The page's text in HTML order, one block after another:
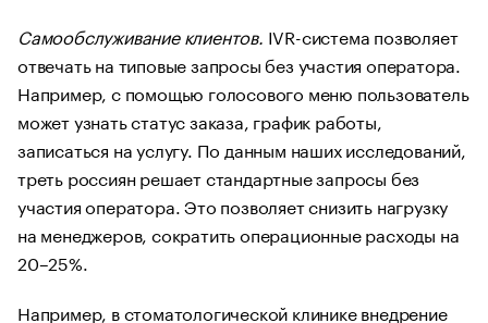
Самообслуживание клиентов. IVR-система позволяет
отвечать на типовые запросы без участия оператора.
Например, с помощью голосового меню пользователь
может узнать статус заказа, график работы,
записаться на услугу. По данным наших исследований,
треть россиян решает стандартные запросы без
участия оператора. Это позволяет снизить нагрузку
на менеджеров, сократить операционные расходы на
20–25%.
Например, в стоматологической клинике внедрение